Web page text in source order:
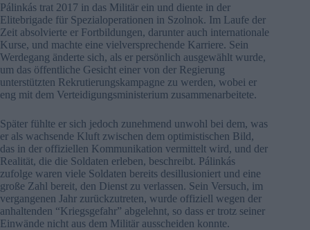
Pálinkás trat 2017 in das Militär ein und diente in der
Elitebrigade für Spezialoperationen in Szolnok. Im Laufe der
Zeit absolvierte er Fortbildungen, darunter auch internationale
Kurse, und machte eine vielversprechende Karriere. Sein
Werdegang änderte sich, als er persönlich ausgewählt wurde,
um das öffentliche Gesicht einer von der Regierung
unterstützten Rekrutierungskampagne zu werden, wobei er
eng mit dem Verteidigungsministerium zusammenarbeitete.
Später fühlte er sich jedoch zunehmend unwohl bei dem, was
er als wachsende Kluft zwischen dem optimistischen Bild,
das in der offiziellen Kommunikation vermittelt wird, und der
Realität, die die Soldaten erleben, beschreibt. Pálinkás
zufolge waren viele Soldaten bereits desillusioniert und eine
große Zahl bereit, den Dienst zu verlassen. Sein Versuch, im
vergangenen Jahr zurückzutreten, wurde offiziell wegen der
anhaltenden “Kriegsgefahr” abgelehnt, so dass er trotz seiner
Einwände nicht aus dem Militär ausscheiden konnte.